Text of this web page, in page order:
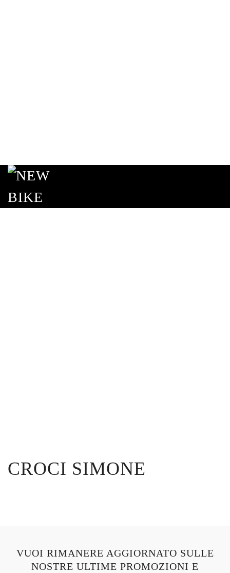
CROCI SIMONE
VUOI RIMANERE AGGIORNATO SULLE
NOSTRE ULTIME PROMOZIONI E